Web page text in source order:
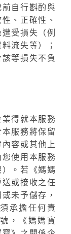
自行斟酌與
、正確性、
受損失（例
流失等）；
等損失不負
得就本服務
服務將保留
容或其他上
使用本服務
。若《媽媽
或接收之任
未予儲存，
承擔任何責
，《媽媽寶